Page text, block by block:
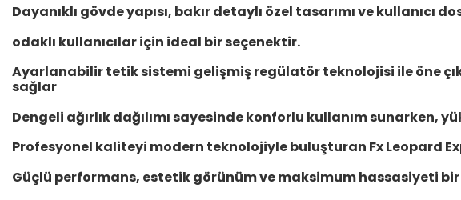
Dayanıklı gövde yapısı, bakır detaylı özel tasarımı ve
odaklı kullanıcılar için ideal bir seçenektir.
Ayarlanabilir tetik sistemi gelişmiş regülatör teknolojisi ile öne
sağlar
Dengeli ağırlık dağılımı sayesinde konforlu kullanım sunarken,
Profesyonel kaliteyi modern teknolojiyle buluşturan Fx Leopard
Güçlü performans, estetik görünüm ve maksimum hassasiyeti